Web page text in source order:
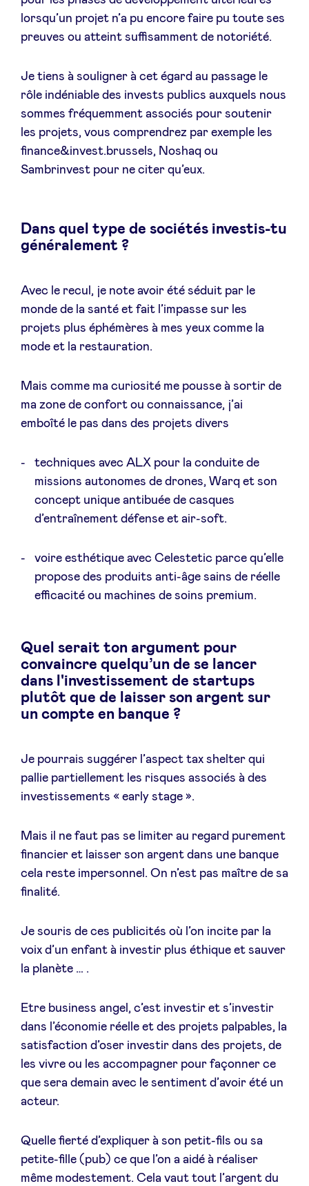
lorsqu’un projet n’a pu encore faire pu toute ses
preuves ou atteint suffisamment de notoriété.
Je tiens à souligner à cet égard au passage le
rôle indéniable des invests publics auxquels nous
sommes fréquemment associés pour soutenir
les projets, vous comprendrez par exemple les
finance&invest.brussels, Noshaq ou
Sambrinvest pour ne citer qu’eux.
Dans quel type de sociétés investis-tu
généralement ?
Avec le recul, je note avoir été séduit par le
monde de la santé et fait l’impasse sur les
projets plus éphémères à mes yeux comme la
mode et la restauration.
Mais comme ma curiosité me pousse à sortir de
ma zone de confort ou connaissance, j’ai
emboîté le pas dans des projets divers
techniques avec ALX pour la conduite de
missions autonomes de drones, Warq et son
concept unique antibuée de casques
d’entraînement défense et air-soft.
voire esthétique avec Celestetic parce qu’elle
propose des produits anti-âge sains de réelle
efficacité ou machines de soins premium.
Quel serait ton argument pour
convaincre quelqu’un de se lancer
dans l'investissement de startups
plutôt que de laisser son argent sur
un compte en banque ?
Je pourrais suggérer l’aspect tax shelter qui
pallie partiellement les risques associés à des
investissements « early stage ».
Mais il ne faut pas se limiter au regard purement
financier et laisser son argent dans une banque
cela reste impersonnel. On n’est pas maître de sa
finalité.
Je souris de ces publicités où l’on incite par la
voix d’un enfant à investir plus éthique et sauver
la planète … .
Etre business angel, c’est investir et s’investir
dans l’économie réelle et des projets palpables, la
satisfaction d’oser investir dans des projets, de
les vivre ou les accompagner pour façonner ce
que sera demain avec le sentiment d’avoir été un
acteur.
Quelle fierté d’expliquer à son petit-fils ou sa
petite-fille (pub) ce que l’on a aidé à réaliser
même modestement. Cela vaut tout l’argent du